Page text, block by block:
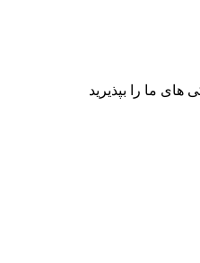
ما را بپذیرید